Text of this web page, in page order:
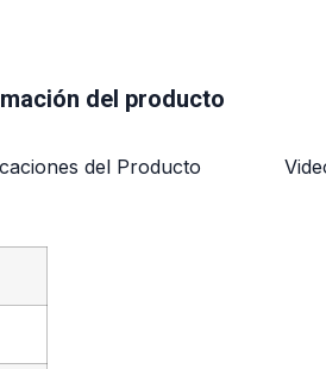
del producto
del Producto